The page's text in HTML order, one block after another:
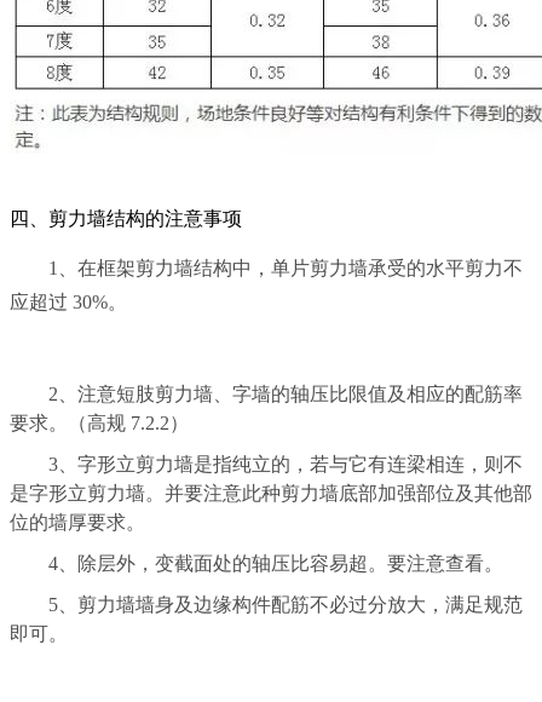
四、剪力墙结构的注意事项
1、在框架剪力墙结构中，单片剪力墙承受的水平剪力不
应超过 30%。
2、注意短肢剪力墙、字墙的轴压比限值及相应的配筋率
要求。（高规 7.2.2）
3、字形立剪力墙是指纯立的，若与它有连梁相连，则不
是字形立剪力墙。并要注意此种剪力墙底部加强部位及其他部
位的墙厚要求。
4、除层外，变截面处的轴压比容易超。要注意查看。
5、剪力墙墙身及边缘构件配筋不必过分放大，满足规范
即可。